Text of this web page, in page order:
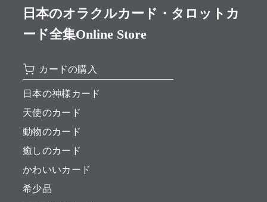
日本のオラクルカード・タロットカ
ード全集Online Store
カードの購入
日本の神様カード
天使のカード
動物のカード
癒しのカード
かわいいカード
希少品